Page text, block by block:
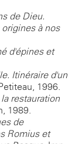
de Dieu.
à nos
d'épines et
Itinéraire d'un
1996.
restauration
1989.
de
Romius et